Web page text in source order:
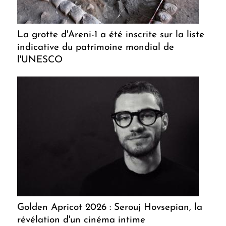
La grotte d'Areni-1 a été inscrite sur la liste
indicative du patrimoine mondial de
l'UNESCO
Golden Apricot 2026 : Serouj Hovsepian, la
révélation d'un cinéma intime